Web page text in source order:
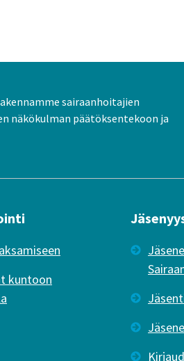
sairaanhoitajien
näkökulman päätöksentekoon ja
kuntoon